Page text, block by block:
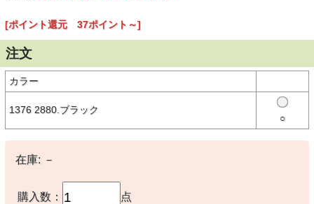
ブランドネームがライトサイドに大きくレイアウトされたユース（キ
ッズ）サイズのNEW ERA®（ニューエラ）Bucket01（バケット
01）。
バケツをひっくり返したようなシルエットが特徴のバケットハット。
ブリム（つば）が下向きに付いています。
芯がないので、被らない時は折り畳んでバッグやポケットなどに入れ
※サイズ：LXL（頭まわり約57cm）
New Era®は米国で1920年に設立された100年を超える歴史を持つス
プライヤーであり、そのルーツはスポーツにありますが、数多くのブ
[ポイント還元 37ポイント～]
注文
カラー
1376 2880.ブラック
○
在庫: －
購入数： 点